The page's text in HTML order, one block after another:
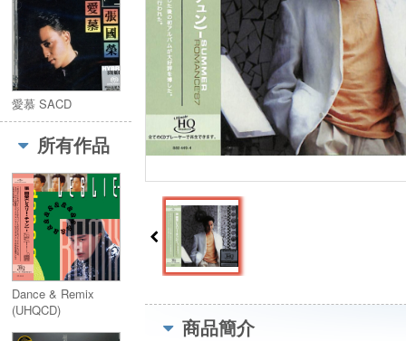
愛慕 SACD
所有作品
Dance & Remix
(UHQCD)
商品簡介